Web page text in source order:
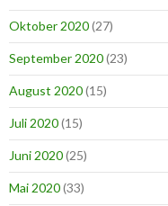
Oktober 2020(27)
September 2020(23)
August 2020(15)
Juli 2020(15)
Juni 2020(25)
Mai 2020(33)